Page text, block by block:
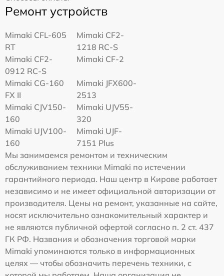
Ремонт устройств
Mimaki CFL-605
RT
Mimaki CF2-
1218 RC-S
Mimaki CF2-
0912 RC-S
Mimaki CF-2
Mimaki CG-160
FX II
Mimaki JFX600-
2513
Mimaki СJV150-
160
Mimaki UJV55-
320
Mimaki UJV100-
160
Mimaki UJF-
7151 Plus
Мы занимаемся ремонтом и техническим
обслуживанием техники Mimaki по истечении
гарантийного периода. Наш центр в Кирове работает
независимо и не имеет официальной авторизации от
производителя. Цены на ремонт, указанные на сайте,
носят исключительно ознакомительный характер и
не являются публичной офертой согласно п. 2 ст. 437
ГК РФ. Названия и обозначения торговой марки
Mimaki упоминаются только в информационных
целях — чтобы обозначить перечень техники, с